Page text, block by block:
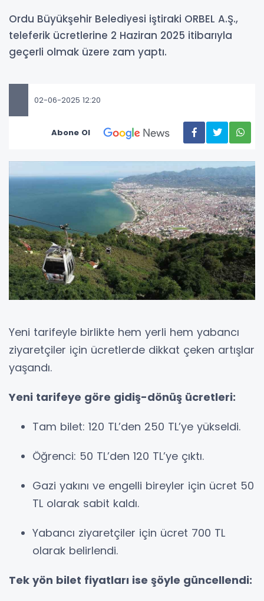
Ordu Büyükşehir Belediyesi iştiraki ORBEL A.Ş.,
teleferik ücretlerine 2 Haziran 2025 itibarıyla
geçerli olmak üzere zam yaptı.
02-06-2025 12:20
Abone Ol
Yeni tarifeyle birlikte hem yerli hem yabancı
ziyaretçiler için ücretlerde dikkat çeken artışlar
yaşandı.
Yeni tarifeye göre gidiş-dönüş ücretleri:
Tam bilet: 120 TL’den 250 TL’ye yükseldi.
Öğrenci: 50 TL’den 120 TL’ye çıktı.
Gazi yakını ve engelli bireyler için ücret 50
TL olarak sabit kaldı.
Yabancı ziyaretçiler için ücret 700 TL
olarak belirlendi.
Tek yön bilet fiyatları ise şöyle güncellendi: